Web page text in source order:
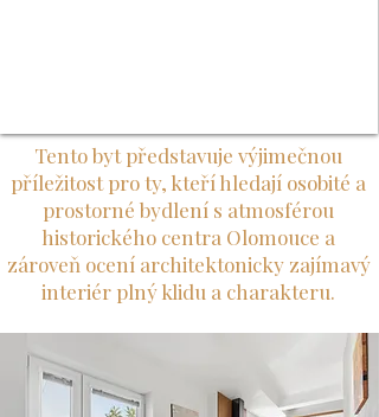
Tento byt představuje výjimečnou
příležitost pro ty, kteří hledají osobité a
prostorné bydlení s atmosférou
historického centra Olomouce a
zároveň ocení architektonicky zajímavý
interiér plný klidu a charakteru.